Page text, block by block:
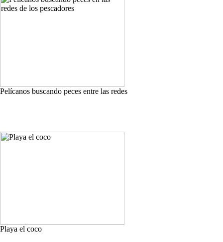
Pelícanos buscando peces entre las redes
Playa el coco